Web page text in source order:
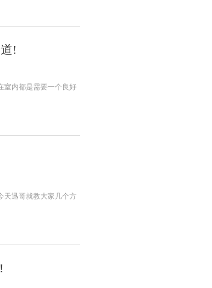
!
室内都是需要一个良好
天迅哥就教大家几个方